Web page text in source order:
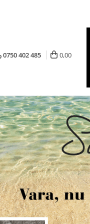
0750 402 485 0,00